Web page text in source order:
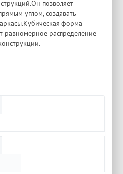
позволяет
углом, создавать
форма
равномерное распределение